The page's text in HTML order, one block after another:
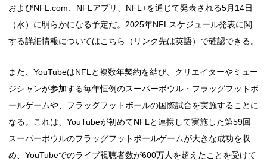
およびNFL.com、NFLアプリ、NFL+を通じて発表される5月14日
（水）に明らかになる予定だ。2025年NFLスケジュール発表に関
する詳細情報についてはこちら （リンク先は英語）で確認できる。
また、YouTubeはNFLと複数年契約を結び、クリエイターやミュー
ジシャンが参加する毎年恒例のスーパーボウル・フラッグフットボ
ールゲームや、フラッグフットボールの国際試合を実施することに
なる。これは、YouTubeが初めてNFLと連携して実施した第59回
スーパーボウルのフラッグフットボールゲームが大きな成功を収
め、YouTubeでのライブ視聴者数が600万人を超えたことを受けて